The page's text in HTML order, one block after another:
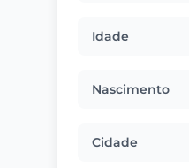
Idade
Nascimento
Cidade